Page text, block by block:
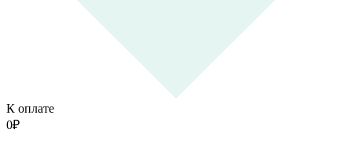
К оплате
0₽